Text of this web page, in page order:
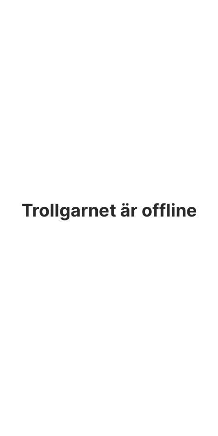
Trollgarnet är offline